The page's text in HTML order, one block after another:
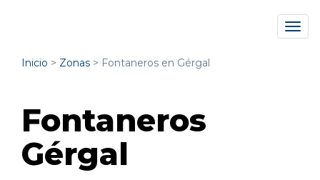
Inicio > Zonas > Fontaneros en Gérgal
Fontaneros
Gérgal